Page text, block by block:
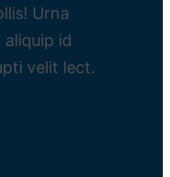
Urna
id
velit lect.